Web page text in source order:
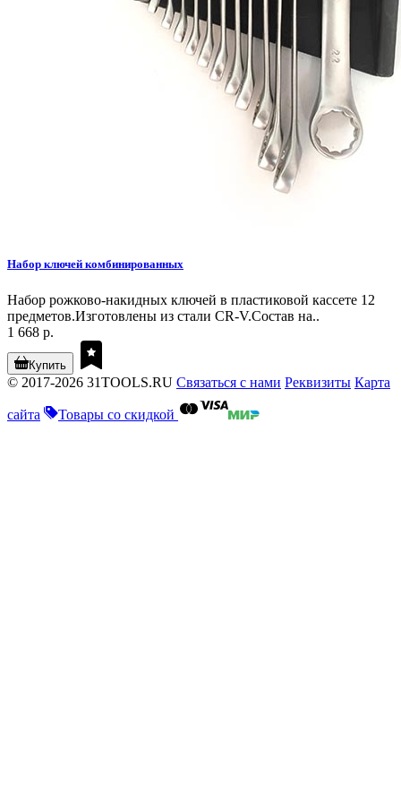
Набор ключей комбинированных
Набор рожково-накидных ключей в пластиковой кассете 12
предметов.Изготовлены из стали CR-V.Состав на..
1 668 р.
Купить
© 2017-2026 31TOOLS.RU Связаться с нами Реквизиты Карта
сайта Товары со скидкой